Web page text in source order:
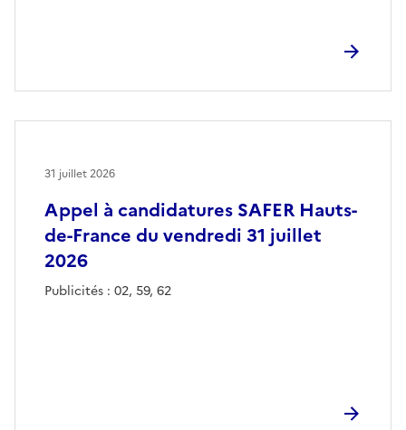
Appel à candidatures SAFER Hauts-
de-France du vendredi 31 juillet
2026
Publicités : 02, 59, 62
31 juillet 2026